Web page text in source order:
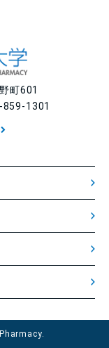
町601
1301